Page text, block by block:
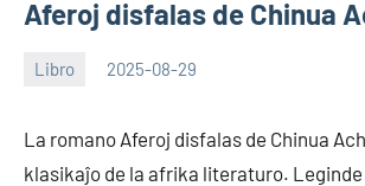
Aferoj disfalas de Chinua
Libro 2025-08-29
La romano Aferoj disfalas de Chinua
klasikaĵo de la afrika literaturo. Leginde